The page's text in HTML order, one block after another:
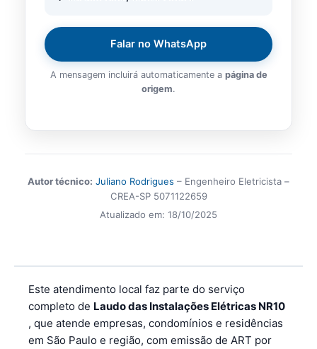
Falar no WhatsApp
A mensagem incluirá automaticamente a página de
origem.
Autor técnico: Juliano Rodrigues – Engenheiro Eletricista –
CREA-SP 5071122659
Atualizado em: 18/10/2025
Este atendimento local faz parte do serviço
completo de Laudo das Instalações Elétricas NR10
, que atende empresas, condomínios e residências
em São Paulo e região, com emissão de ART por